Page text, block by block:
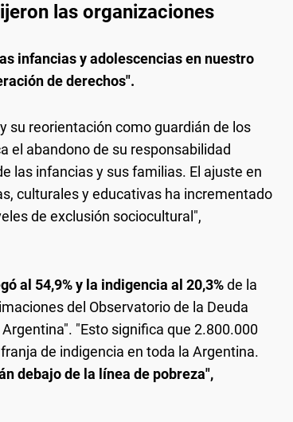
las organizaciones
infancias y adolescencias en nuestro
de derechos".
su reorientación como guardián de los
el abandono de su responsabilidad
las infancias y sus familias. El ajuste en
culturales y educativas ha incrementado
de exclusión sociocultural",
al 54,9% y la indigencia al 20,3%de la
del Observatorio de la Deuda
"Esto significa que 2.800.000
de indigencia en toda la Argentina.
debajo de la línea de pobreza",